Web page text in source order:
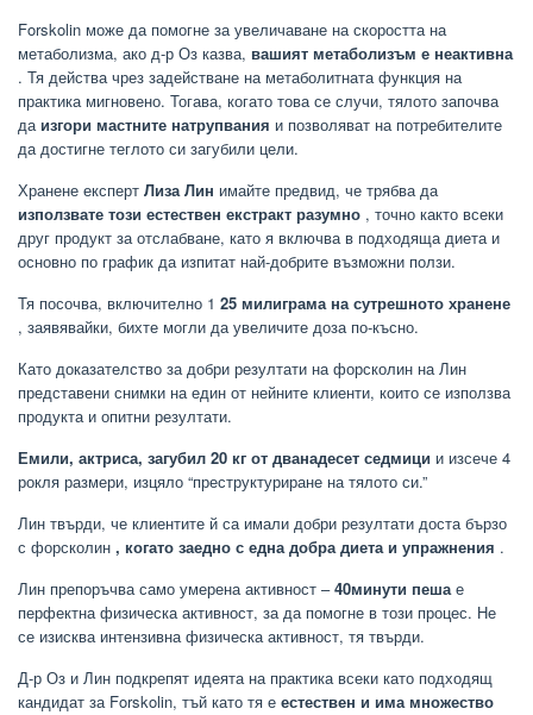
Forskolin може да помогне за увеличаване на скоростта на
метаболизма, ако д-р Оз казва, вашият метаболизъм е неактивна
. Тя действа чрез задействане на метаболитната функция на
практика мигновено. Тогава, когато това се случи, тялото започва
да изгори мастните натрупвания и позволяват на потребителите
да достигне теглото си загубили цели.
Хранене експерт Лиза Лин имайте предвид, че трябва да
използвате този естествен екстракт разумно , точно както всеки
друг продукт за отслабване, като я включва в подходяща диета и
основно по график да изпитат най-добрите възможни ползи.
Тя посочва, включително 1 25 милиграма на сутрешното хранене
, заявявайки, бихте могли да увеличите доза по-късно.
Като доказателство за добри резултати на форсколин на Лин
представени снимки на един от нейните клиенти, които се използва
продукта и опитни резултати.
Емили, актриса, загубил 20 кг от дванадесет седмици и изсече 4
рокля размери, изцяло “преструктуриране на тялото си.”
Лин твърди, че клиентите й са имали добри резултати доста бързо
с форсколин , когато заедно с една добра диета и упражнения .
Лин препоръчва само умерена активност –40минути пешае
перфектна физическа активност, за да помогне в този процес. Не
се изисква интензивна физическа активност, тя твърди.
Д-р Оз и Лин подкрепят идеята на практика всеки като подходящ
кандидат за Forskolin, тъй като тя е естествен и има множество